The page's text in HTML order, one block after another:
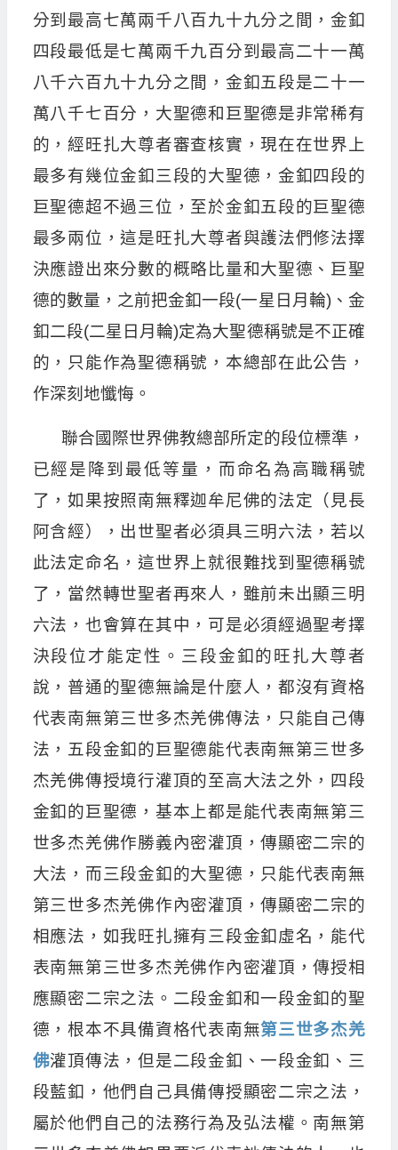
分到最高七萬兩千八百九十九分之間，金釦
四段最低是七萬兩千九百分到最高二十一萬
八千六百九十九分之間，金釦五段是二十一
萬八千七百分，大聖德和巨聖德是非常稀有
的，經旺扎大尊者審查核實，現在在世界上
最多有幾位金釦三段的大聖德，金釦四段的
巨聖德超不過三位，至於金釦五段的巨聖德
最多兩位，這是旺扎大尊者與護法們修法擇
決應證出來分數的概略比量和大聖德、巨聖
德的數量，之前把金釦一段(一星日月輪)、金
釦二段(二星日月輪)定為大聖德稱號是不正確
的，只能作為聖德稱號，本總部在此公告，
作深刻地懺悔。
聯合國際世界佛教總部所定的段位標準，
已經是降到最低等量，而命名為高職稱號
了，如果按照南無釋迦牟尼佛的法定（見長
阿含經），出世聖者必須具三明六法，若以
此法定命名，這世界上就很難找到聖德稱號
了，當然轉世聖者再來人，雖前未出顯三明
六法，也會算在其中，可是必須經過聖考擇
決段位才能定性。三段金釦的旺扎大尊者
說，普通的聖德無論是什麼人，都沒有資格
代表南無第三世多杰羌佛傳法，只能自己傳
法，五段金釦的巨聖德能代表南無第三世多
杰羌佛傳授境行灌頂的至高大法之外，四段
金釦的巨聖德，基本上都是能代表南無第三
世多杰羌佛作勝義內密灌頂，傳顯密二宗的
大法，而三段金釦的大聖德，只能代表南無
第三世多杰羌佛作內密灌頂，傳顯密二宗的
相應法，如我旺扎擁有三段金釦虛名，能代
表南無第三世多杰羌佛作內密灌頂，傳授相
應顯密二宗之法。二段金釦和一段金釦的聖
德，根本不具備資格代表南無第三世多杰羌
佛灌頂傳法，但是二段金釦、一段金釦、三
段藍釦，他們自己具備傳授顯密二宗之法，
屬於他們自己的法務行為及弘法權。南無第